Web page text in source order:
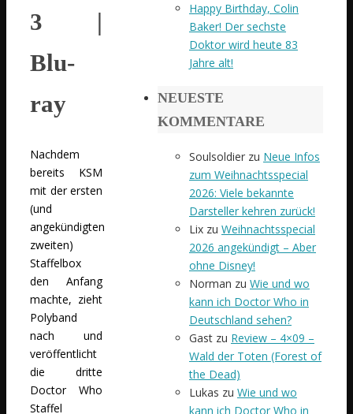
3 |
Blu-
ray
Nachdem
bereits KSM
mit der ersten
(und
angekündigten
zweiten)
Staffelbox
den Anfang
machte, zieht
Polyband
nach und
veröffentlicht
die dritte
Doctor Who
Staffel
Happy Birthday, Colin
Baker! Der sechste
Doktor wird heute 83
Jahre alt!
NEUESTE
KOMMENTARE
Soulsoldier zu Neue Infos
zum Weihnachtsspecial
2026: Viele bekannte
Darsteller kehren zurück!
Lix zu Weihnachtsspecial
2026 angekündigt – Aber
ohne Disney!
Norman zu Wie und wo
kann ich Doctor Who in
Deutschland sehen?
Gast zu Review – 4×09 –
Wald der Toten (Forest of
the Dead)
Lukas zu Wie und wo
kann ich Doctor Who in